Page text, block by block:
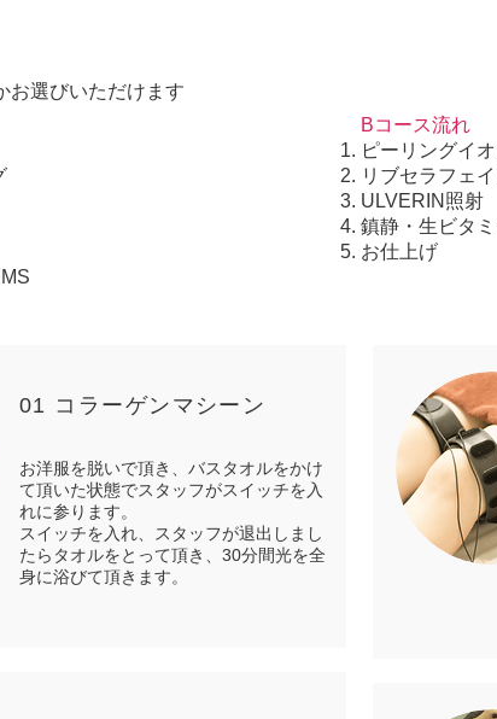
お選びいただけます
01 コラーゲンマシーン
お洋服を脱いで頂き、バスタオルをかけ
て頂いた状態でスタッフがスイッチを入
れに参ります。
スイッチを入れ、スタッフが退出しまし
たらタオルをとって頂き、30分間光を全
身に浴びて頂きます。
Bコース流れ
ピーリングイ
リブセラフェ
ULVERIN照射
鎮静・生ビタ
お仕上げ